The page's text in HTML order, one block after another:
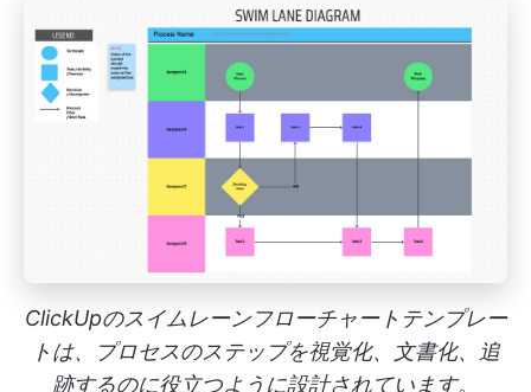
ClickUpのスイムレーンフローチャートテンプレー
トは、プロセスのステップを視覚化、文書化、追
跡するのに役立つように設計されています。